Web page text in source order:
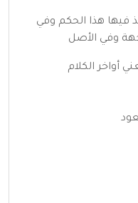
فيها هذا الحكم وفي
وفي الأصل
أواخر الكلام